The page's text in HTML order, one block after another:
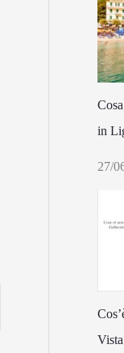
in
27/